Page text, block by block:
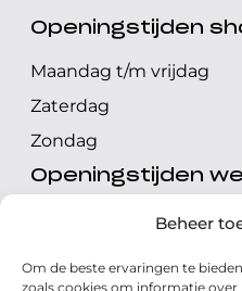
Beheer
Om de beste ervaringen te
zoals cookies om informatie over
Openingstijden
Maandag t/m vrijdag
Zaterdag
Zondag
Openingstijden
Maandag t/m vrijdag